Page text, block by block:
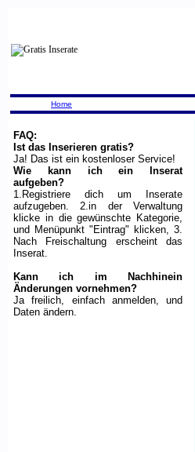
Home
FAQ:
Ist das Inserieren gratis?
Ja! Das ist ein kostenloser Service!
Wie kann ich ein Inserat
aufgeben?
1.Registriere dich um Inserate
aufzugeben. 2.in der Verwaltung
klicke in die gewünschte Kategorie,
und Menüpunkt "Eintrag" klicken, 3.
Nach Freischaltung erscheint das
Inserat.
Kann ich im Nachhinein
Änderungen vornehmen?
Ja freilich, einfach anmelden, und
Daten ändern.